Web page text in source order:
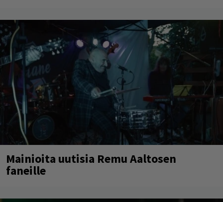
Mainioita uutisia Remu Aaltosen
faneille